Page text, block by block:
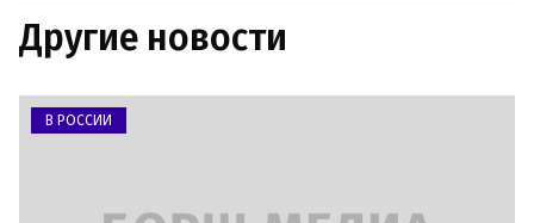
Другие новости
В РОССИИ